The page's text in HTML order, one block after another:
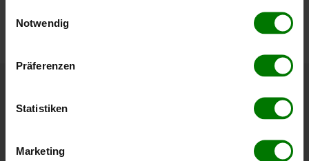
Notwendig
Präferenzen
Statistiken
Marketing
-Seite
Höchst- und Tiefststände der
Pelletspreise in Großschwabhausen